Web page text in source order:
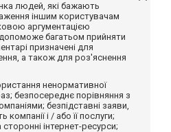
людей, які бажають
іншим користувачам
аргументацією
багатьом прийняти
призначені для
а також для роз'яснення
ненормативної
безпосереднє порівняння з
безпідставні заяви,
і / або її послуги;
інтернет-ресурси;